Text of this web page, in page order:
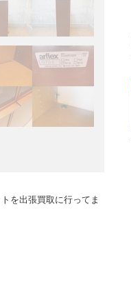
を出張買取に行ってま